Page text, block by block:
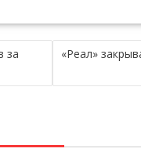
за
«Реал»